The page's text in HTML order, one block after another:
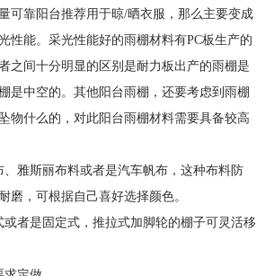
可靠阳台推荐用于晾/晒衣服，那么主要变成
性能。采光性能好的雨棚材料有PC板生产的
之间十分明显的区别是耐力板出产的雨棚是
是中空的。其他阳台雨棚，还要考虑到雨棚
物什么的，对此阳台雨棚材料需要具备较高
、雅斯丽布料或者是汽车帆布，这种布料防
磨，可根据自己喜好选择颜色。
或者是固定式，推拉式加脚轮的棚子可灵活移